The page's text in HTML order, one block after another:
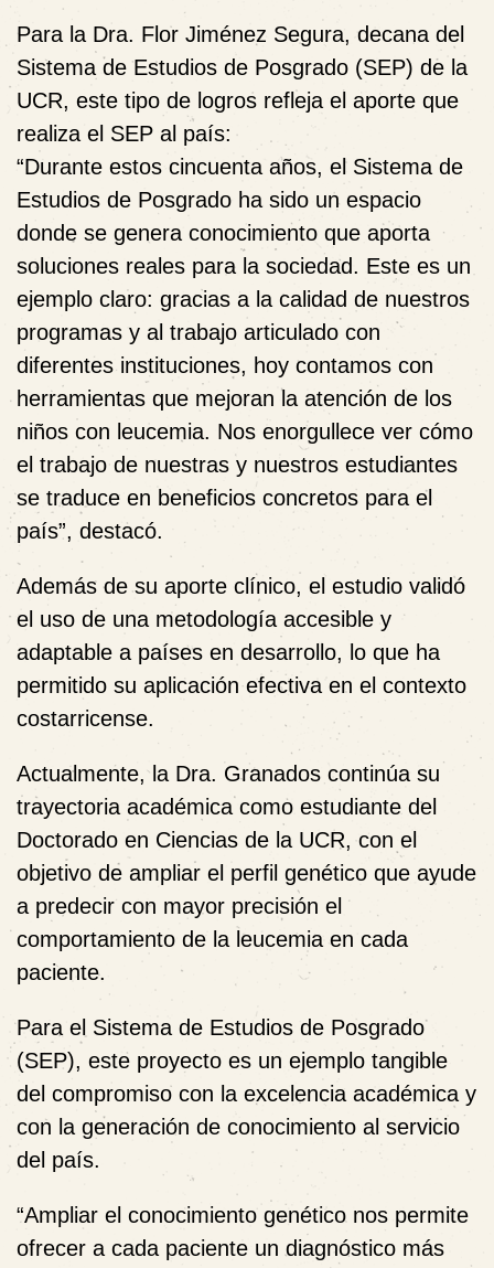
Para la Dra. Flor Jiménez Segura, decana del
Sistema de Estudios de Posgrado (SEP) de la
UCR, este tipo de logros refleja el aporte que
realiza el SEP al país:
“Durante estos cincuenta años, el Sistema de
Estudios de Posgrado ha sido un espacio
donde se genera conocimiento que aporta
soluciones reales para la sociedad. Este es un
ejemplo claro: gracias a la calidad de nuestros
programas y al trabajo articulado con
diferentes instituciones, hoy contamos con
herramientas que mejoran la atención de los
niños con leucemia. Nos enorgullece ver cómo
el trabajo de nuestras y nuestros estudiantes
se traduce en beneficios concretos para el
país”, destacó.
Además de su aporte clínico, el estudio validó
el uso de una metodología accesible y
adaptable a países en desarrollo, lo que ha
permitido su aplicación efectiva en el contexto
costarricense.
Actualmente, la Dra. Granados continúa su
trayectoria académica como estudiante del
Doctorado en Ciencias de la UCR, con el
objetivo de ampliar el perfil genético que ayude
a predecir con mayor precisión el
comportamiento de la leucemia en cada
paciente.
Para el Sistema de Estudios de Posgrado
(SEP), este proyecto es un ejemplo tangible
del compromiso con la excelencia académica y
con la generación de conocimiento al servicio
del país.
“Ampliar el conocimiento genético nos permite
ofrecer a cada paciente un diagnóstico más